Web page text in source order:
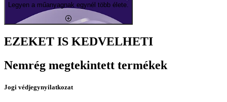
Legyen a műanyagnak egynél több élete.
EZEKET IS KEDVELHETI
Nemrég megtekintett termékek
Jogi védjegynyilatkozat